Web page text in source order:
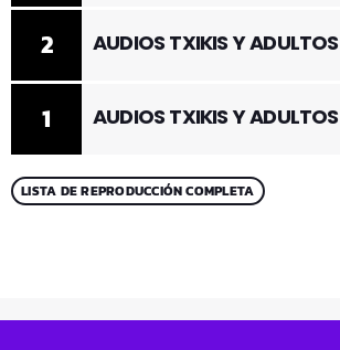
1 AUDIOS TXIKIS Y ADULTOS
2 AUDIOS TXIKIS Y
LISTA DE REPRODUCCIÓN COMPLETA